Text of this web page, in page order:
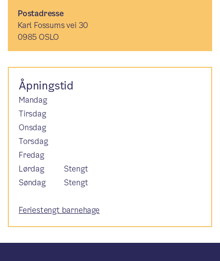
Postadresse
Karl Fossums vei 30
0985 OSLO
Åpningstid
Mandag
Tirsdag
Onsdag
Torsdag
Fredag
Lørdag
Stengt
Søndag
Stengt
Feriestengt barnehage